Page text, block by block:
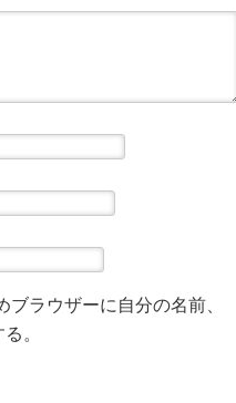
ラウザーに自分の名前、
。